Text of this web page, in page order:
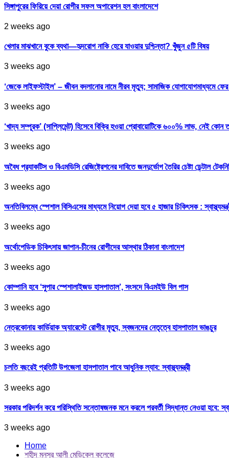
সিঙ্গাপুরের ফিরিয়ে দেয়া রোগীর সফল অপারেশন হল বাংলাদেশে
2 weeks ago
খেলার মাঝখানে বুকে ব্যথা—হৃদরোগ নাকি হেরে যাওয়ার দুশ্চিন্তা? খুঁজুন ৫টি বিষয়
3 weeks ago
‘জেকে লাইফস্টাইল’ – জীবন বদলানোর নামে নীরব মৃত্যু; সামাজিক যোগাযোগমাধ্যমে
3 weeks ago
‘খাদ্য সম্পূরক’ (সাপ্লিমেন্ট) হিসেবে বিক্রি হওয়া প্রোবায়োটিকে ৬০০% লাভ, নেই কোন
3 weeks ago
অবৈধ প্র‍্যাকটিস ও বিএমডিসি রেজিষ্ট্রেশনের দাবিতে জনদুর্ভোগ তৈরির চেষ্টা ডেন্টাল
3 weeks ago
অনতিবিলম্বে স্পেশাল বিসিএসের মাধ্যমে নিয়োগ দেয়া হবে ৫ হাজার চিকিৎসক :
3 weeks ago
অর্থোপেডিক চিকিৎসায় জাপান-চীনের রোগীদের আস্থার ঠিকানা বাংলাদেশ
3 weeks ago
কোম্পানি হবে ‘সুপার স্পেশালাইজড হাসপাতাল’, সংসদে বিএমইউ বিল পাস
3 weeks ago
নেত্রকোনায় কার্ডিয়াক অ্যারেস্টে রোগীর মৃত্যু, স্বজনদের নেতৃত্বে হাসপাতাল ভাঙচুর
3 weeks ago
চলতি বছরেই প্রতিটি উপজেলা হাসপাতাল পাবে আধুনিক ল্যাব: স্বাস্থ্যমন্ত্রী
3 weeks ago
সরকার পরিদর্শন করে পরিস্থিতি সন্তোষজনক মনে করলে পরবর্তী সিদ্ধান্ত নেওয়া হবে:
3 weeks ago
Home
শহীদ মনসুর আলী মেডিকেল কলেজে